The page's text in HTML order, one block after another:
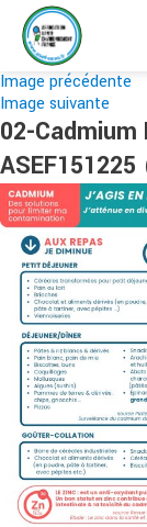
Image précédente
Image suivante
02-Cadmium